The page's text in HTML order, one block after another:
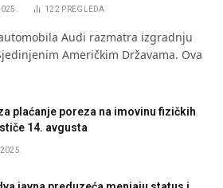
122 PREGLEDA
Audi razmatra izgradnju
Američkim Državama. Ova
plaćanje poreza na imovinu fizičkih
14. avgusta